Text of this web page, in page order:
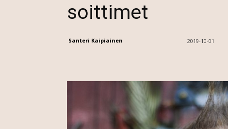
soittimet
Santeri Kaipiainen 2019-10-01